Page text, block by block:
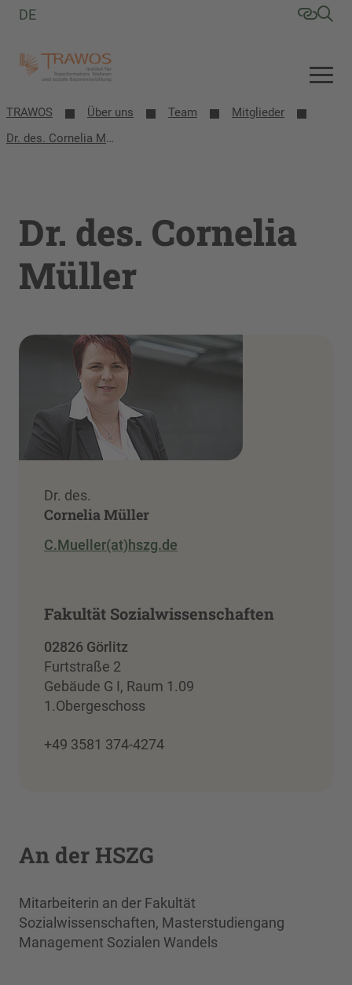
DE
TRAWOS Über uns Team
Mitglieder
Dr. des. Cornelia Müller
Dr. des. Cornelia
Müller
Dr. des.
Cornelia Müller
C.Mueller(at)hszg.de
Fakultät Sozialwissenschaften
02826 Görlitz
Furtstraße 2
Gebäude G I, Raum 1.09
1.Obergeschoss
+49 3581 374-4274
An der HSZG
Mitarbeiterin an der Fakultät
Sozialwissenschaften, Masterstudiengang
Management Sozialen Wandels